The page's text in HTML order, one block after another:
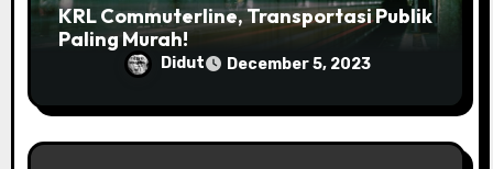
KRL Commuterline, Transportasi Publik
Paling Murah!
Didut December 5, 2023